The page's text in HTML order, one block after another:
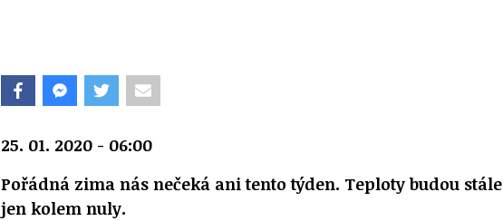
25. 01. 2020 - 06:00
Pořádná zima nás nečeká ani tento týden. Teploty budou stále
jen kolem nuly.